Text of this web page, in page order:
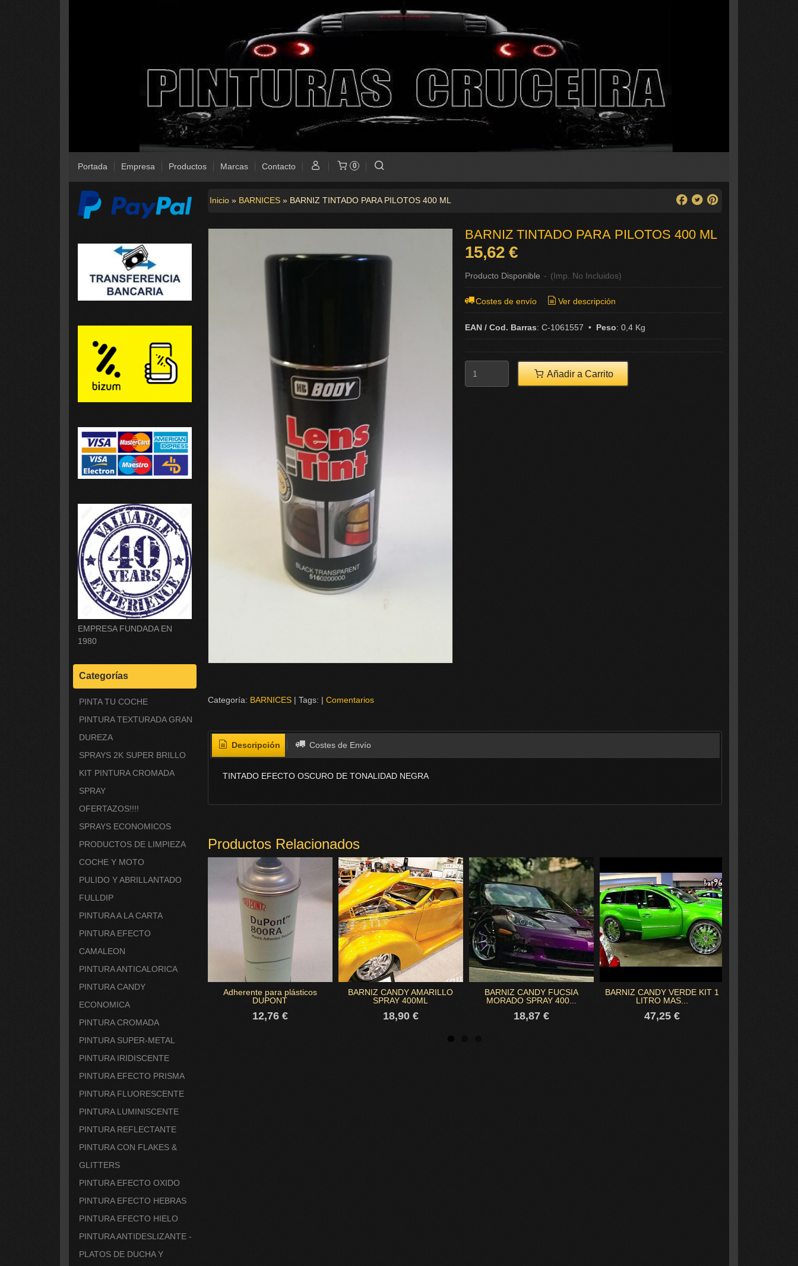
Portada Empresa Productos Marcas Contacto 0
EMPRESA FUNDADA EN
1980
Categorías
PINTA TU COCHE
PINTURA TEXTURADA GRAN
DUREZA
SPRAYS 2K SUPER BRILLO
KIT PINTURA CROMADA
SPRAY
OFERTAZOS!!!!
SPRAYS ECONOMICOS
PRODUCTOS DE LIMPIEZA
COCHE Y MOTO
PULIDO Y ABRILLANTADO
FULLDIP
PINTURA A LA CARTA
PINTURA EFECTO
CAMALEON
PINTURA ANTICALORICA
PINTURA CANDY
ECONOMICA
PINTURA CROMADA
PINTURA SUPER-METAL
PINTURA IRIDISCENTE
PINTURA EFECTO PRISMA
PINTURA FLUORESCENTE
PINTURA LUMINISCENTE
PINTURA REFLECTANTE
PINTURA CON FLAKES &
GLITTERS
PINTURA EFECTO OXIDO
PINTURA EFECTO HEBRAS
PINTURA EFECTO HIELO
PINTURA ANTIDESLIZANTE -
PLATOS DE DUCHA Y
Inicio» BARNICES» BARNIZ TINTADO PARA PILOTOS 400 ML
BARNIZ TINTADO PARA PILOTOS 400 ML
15,62 €
Producto Disponible - (Imp. No Incluidos)
Costes de envío Ver descripción
EAN / Cod. Barras: C-1061557 • Peso: 0,4 Kg
Añadir a Carrito
Categoría: BARNICES| Tags: | Comentarios
Descripción Costes de Envío
TINTADO EFECTO OSCURO DE TONALIDAD NEGRA
Productos Relacionados
Adherente para plásticos
DUPONT
12,76 €
BARNIZ CANDY AMARILLO
SPRAY 400ML
18,90 €
BARNIZ CANDY FUCSIA
MORADO SPRAY 400...
18,87 €
BARNIZ CANDY VERDE KIT 1
LITRO MAS...
47,25 €